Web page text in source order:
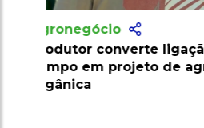
Agronegócio
Marrocos suspende
importação de carnes
2026